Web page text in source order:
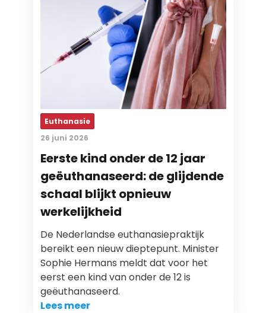
Euthanasie
26 juni 2026
Eerste kind onder de 12 jaar
geëuthanaseerd: de glijdende
schaal blijkt opnieuw
werkelijkheid
De Nederlandse euthanasiepraktijk
bereikt een nieuw dieptepunt. Minister
Sophie Hermans meldt dat voor het
eerst een kind van onder de 12 is
geëuthanaseerd.
Lees meer